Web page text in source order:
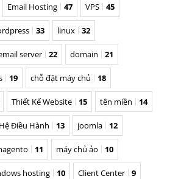
Email Hosting 47 VPS 45
33 linux 32
server 22 domain 21
19 chỗ đặt máy chủ 18
Thiết Kế Website 15 tên miền 14
Hệ Điều Hành 13 joomla 12
11 máy chủ ảo 10
hosting 10 Client Center 9